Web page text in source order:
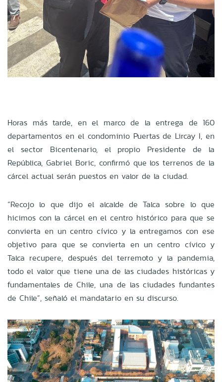
Horas más tarde, en el marco de la entrega de 160
departamentos en el condominio Puertas de Lircay I, en
el sector Bicentenario, el propio Presidente de la
República, Gabriel Boric, confirmó que los terrenos de la
cárcel actual serán puestos en valor de la ciudad.
“Recojo lo que dijo el alcalde de Talca sobre lo que
hicimos con la cárcel en el centro histórico para que se
convierta en un centro cívico y la entregamos con ese
objetivo para que se convierta en un centro cívico y
Talca recupere, después del terremoto y la pandemia,
todo el valor que tiene una de las ciudades históricas y
fundamentales de Chile, una de las ciudades fundantes
de Chile”, señaló el mandatario en su discurso.